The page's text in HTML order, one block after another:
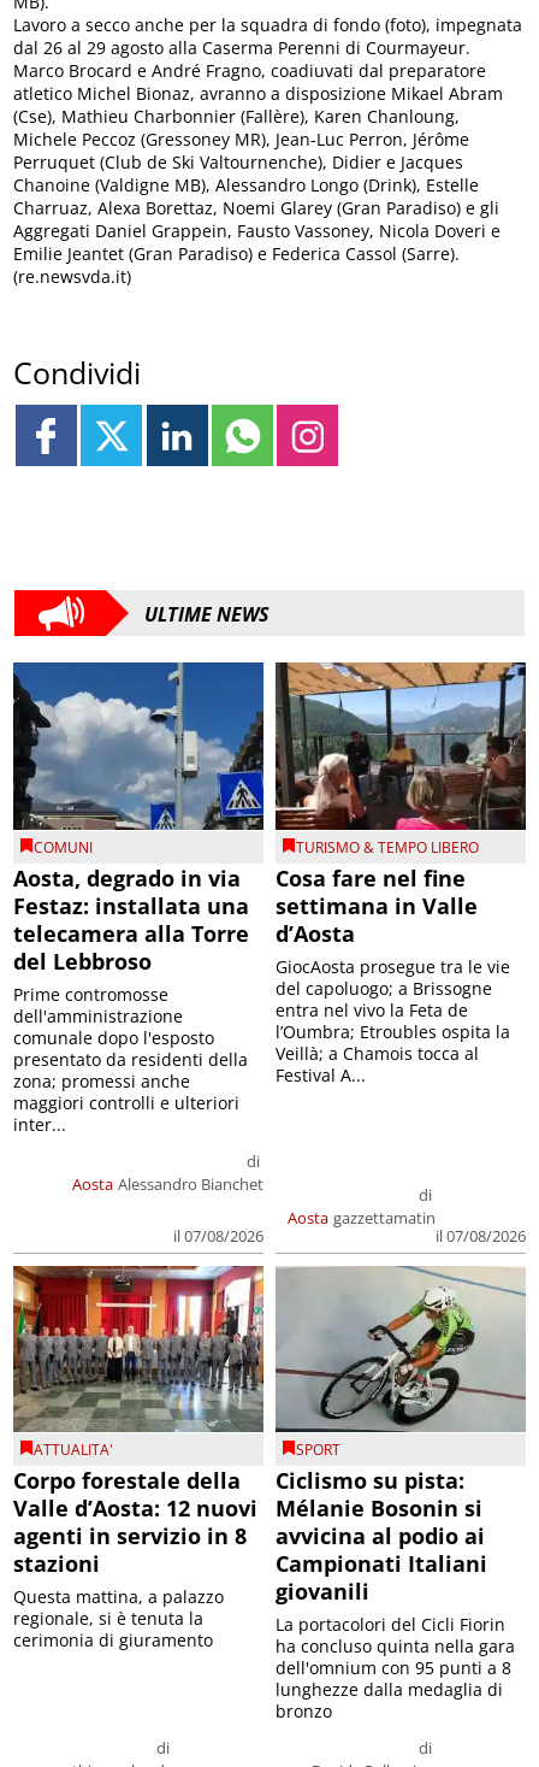
Lavoro a secco anche per la squadra di fondo (foto), impegnata
dal 26 al 29 agosto alla Caserma Perenni di Courmayeur.
Marco Brocard e André Fragno, coadiuvati dal preparatore
atletico Michel Bionaz, avranno a disposizione Mikael Abram
(Cse), Mathieu Charbonnier (Fallère), Karen Chanloung,
Michele Peccoz (Gressoney MR), Jean-Luc Perron, Jérôme
Perruquet (Club de Ski Valtournenche), Didier e Jacques
Chanoine (Valdigne MB), Alessandro Longo (Drink), Estelle
Charruaz, Alexa Borettaz, Noemi Glarey (Gran Paradiso) e gli
Aggregati Daniel Grappein, Fausto Vassoney, Nicola Doveri e
Emilie Jeantet (Gran Paradiso) e Federica Cassol (Sarre).
(re.newsvda.it)
Condividi
ULTIME NEWS
COMUNI
Aosta, degrado in via
Festaz: installata una
telecamera alla Torre
del Lebbroso
Aosta
di
Alessandro Bianchet
il 07/08/2026
Prime contromosse
dell'amministrazione
comunale dopo l'esposto
presentato da residenti della
zona; promessi anche
maggiori controlli e ulteriori
inter...
TURISMO & TEMPO LIBERO
Cosa fare nel fine
settimana in Valle
d’Aosta
Aosta
di
gazzettamatin
il 07/08/2026
GiocAosta prosegue tra le vie
del capoluogo; a Brissogne
entra nel vivo la Feta de
l’Oumbra; Etroubles ospita la
Veillà; a Chamois tocca al
Festival A...
ATTUALITA'
Corpo forestale della
Valle d’Aosta: 12 nuovi
agenti in servizio in 8
stazioni
di
Questa mattina, a palazzo
regionale, si è tenuta la
cerimonia di giuramento
SPORT
Ciclismo su pista:
Mélanie Bosonin si
avvicina al podio ai
Campionati Italiani
giovanili
di
La portacolori del Cicli Fiorin
ha concluso quinta nella gara
dell'omnium con 95 punti a 8
lunghezze dalla medaglia di
bronzo